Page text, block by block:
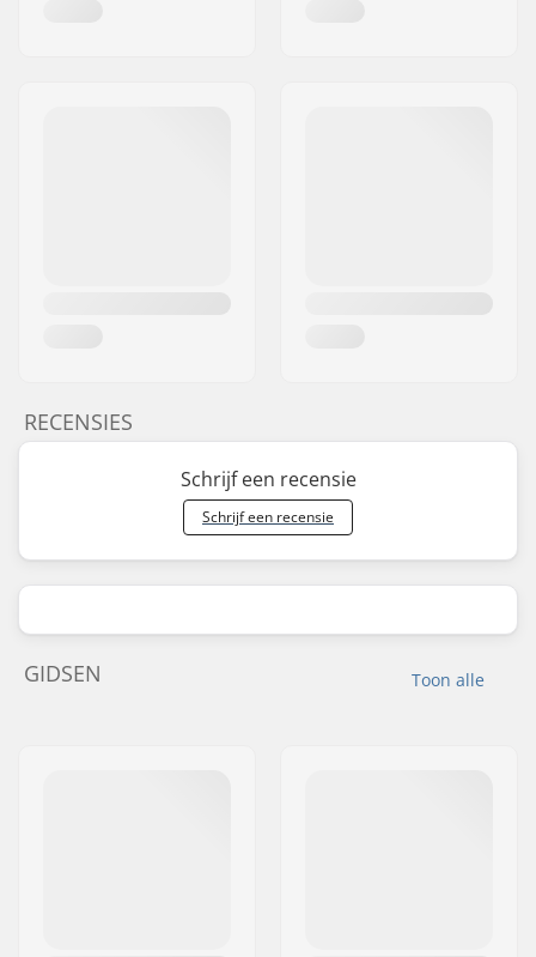
RECENSIES
Schrijf een recensie
Schrijf een recensie
Toon alle
GIDSEN